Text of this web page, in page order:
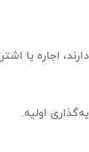
اجاره یا
اولیه.